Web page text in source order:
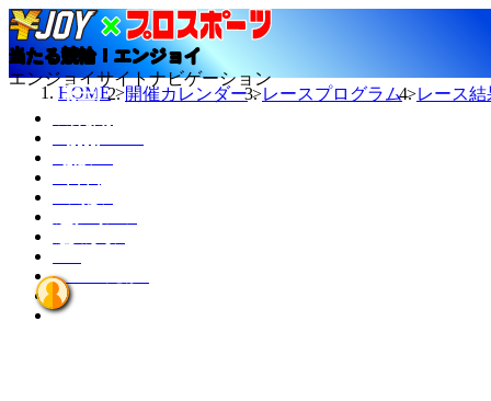
当たる競輪！エンジョイ
エンジョイサイトナビゲーション
エンジョイとは？
HOME 開催カレンダー レースプログラム レース